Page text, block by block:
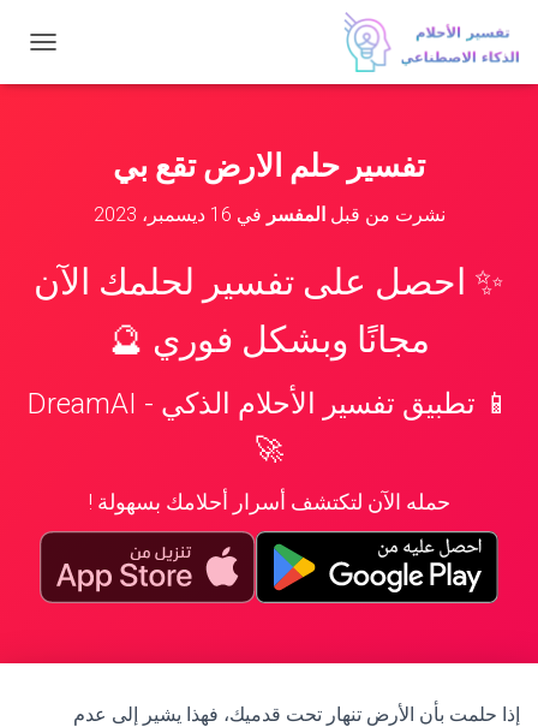
ب
ل
تفسير حلم الارض تقع بي
نشرت من قبلالمفسر في 16 ديسمبر، 2023
✨ احصل على تفسير لحلمك الآن
مجانًا وبشكل فوري 🔮
📱 تطبيق تفسير الأحلام الذكي - DreamAI
🚀
حمله الآن لتكتشف أسرار أحلامك بسهولة !
إذا حلمت بأن الأرض تنهار تحت قدميك، فهذا يشير إلى عدم